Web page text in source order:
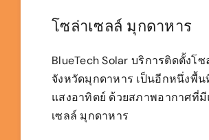
โซล่าเซลล์ มุกดาหาร
BlueTech Solar บริการติดตั้งโ
จังหวัดมุกดาหาร เป็นอีกหนึ่งพื้
แสงอาทิตย์ ด้วยสภาพอากาศที่
เซลล์ มุกดาหาร